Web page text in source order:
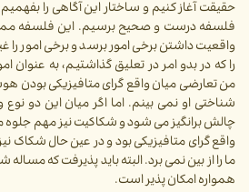
حقیقت آغاز کنیم و ساختار این آگاهی را
فلسفه درست و صحیح برسیم. این فلسفه
واقعیت داشتن برخی امور برسد و برخی امور را
را که در بدو امر در تعلیق گذاشتیم، به عنوان
من تعارضی میان واقع گرای متافیزیکی بودن
شناختی او نمی بینم. اما اگر میان این دو
چالش برانگیز می شود و شکاکیت نیز مهم جلوه
واقع گرای متافیزیکی بود و در عین حال شکاک
ما را از بین نمی برد. البته باید پذیرفت که
همواره امکان پذیر است.